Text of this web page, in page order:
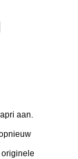
aan.